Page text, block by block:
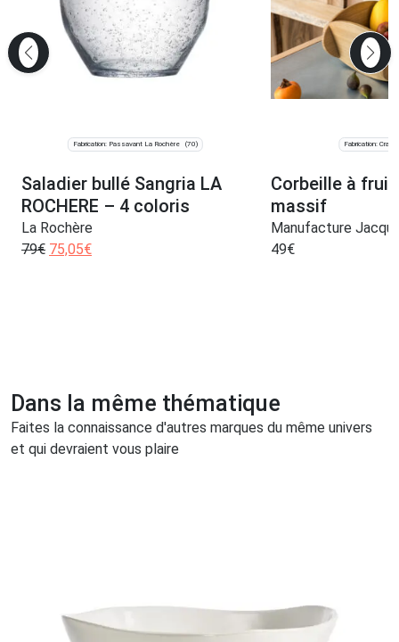
Fabrication: Passavant La Rochère (70)
Saladier bullé Sangria LA
ROCHERE – 4 coloris
La Rochère
79€ 75,05€
Fabrication:
Corbeille à fruit
massif
Manufacture
49€
Dans la même thématique
Faites la connaissance d'autres marques du même univers
et qui devraient vous plaire